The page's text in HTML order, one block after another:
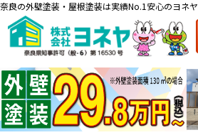
奈良の外壁塗装・屋根塗装は実績No.1安心のヨネヤ
料金一覧 会社案内